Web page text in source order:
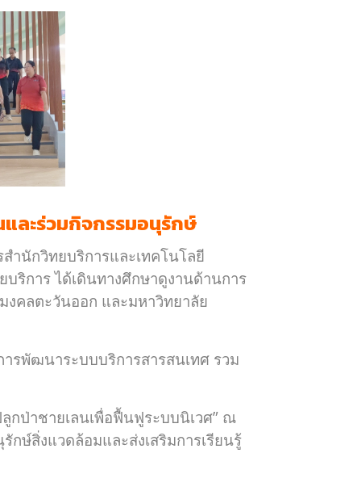
ละร่วมกิจกรรมอนุรักษ์
ำนักวิทยบริการและเทคโนโลยี
ริการ ได้เดินทางศึกษาดูงานด้านการ
งคลตะวันออก และมหาวิทยาลัย
รพัฒนาระบบบริการสารสนเทศ รวม
กป่าชายเลนเพื่อฟื้นฟูระบบนิเวศ” ณ
ษ์สิ่งแวดล้อมและส่งเสริมการเรียนรู้